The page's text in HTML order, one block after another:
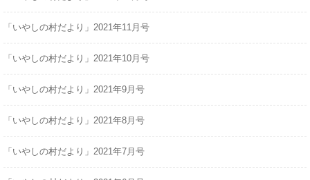
「いやしの村だより」2021年11月号
「いやしの村だより」2021年10月号
「いやしの村だより」2021年9月号
「いやしの村だより」2021年8月号
「いやしの村だより」2021年7月号